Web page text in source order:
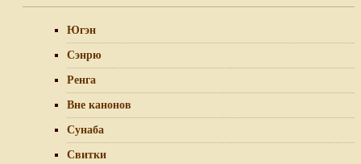
Югэн
Сэнрю
Ренга
Вне канонов
Сунаба
Свитки